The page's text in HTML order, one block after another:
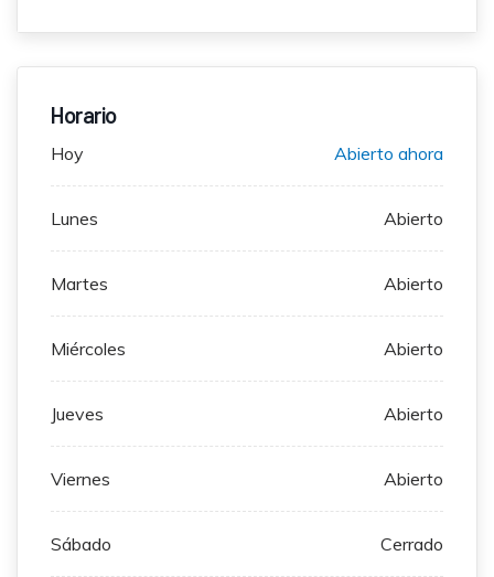
Horario
Hoy Abierto ahora
Lunes Abierto
Martes Abierto
Miércoles Abierto
Jueves Abierto
Viernes Abierto
Sábado Cerrado